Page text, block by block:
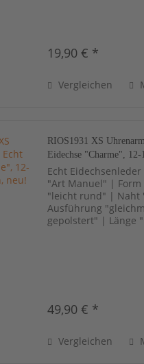
19,90 € *
Vergleichen
RIOS1931 XS
Eidechse "Charme",
Farben, neu!
Echt
"Art Manuel" |
"leicht rund" | Naht
Ausführung
gepolstert" | Länge
49,90 € *
Vergleichen